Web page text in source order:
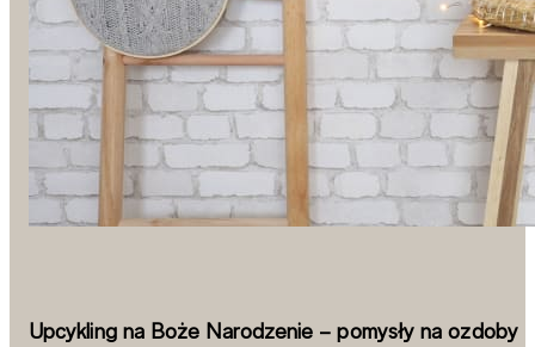
Upcykling na Boże Narodzenie – pomysły na ozdoby